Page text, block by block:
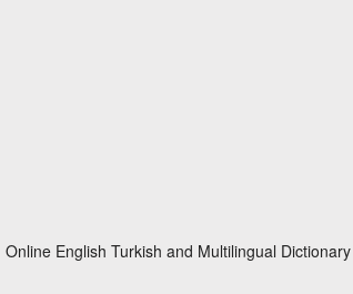
Online English Turkish and Multilingual